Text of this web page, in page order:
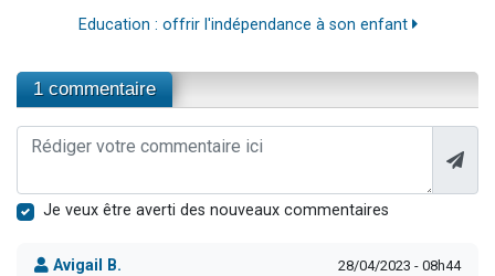
Education : offrir l'indépendance à son enfant
1 commentaire
Je veux être averti des nouveaux commentaires
Avigail B. 28/04/2023 - 08h44